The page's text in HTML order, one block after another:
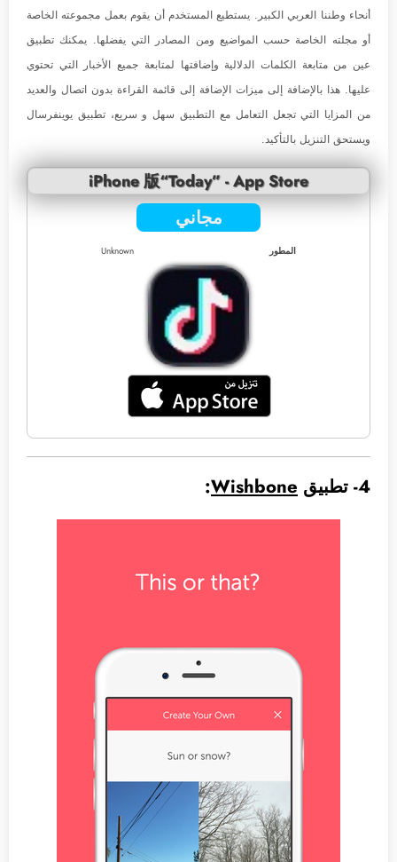
أنحاء وطننا العربي الكبير. يستطيع المستخدم أن يقوم بعمل مجموعته الخاصة
أو مجلته الخاصة حسب المواضيع ومن المصادر التي يفضلها. يمكنك تطبيق
عين من متابعة الكلمات الدلالية وإضافتها لمتابعة جميع الأخبار التي تحتوي
عليها. هذا بالإضافة إلى ميزات الإضافة إلى قائمة القراءة بدون اتصال والعديد
من المزايا التي تجعل التعامل مع التطبيق سهل و سريع، تطبيق يوينفرسال
ويستحق التنزيل بالتأكيد.
iPhone 版“Today” - App Store
مجاني
المطور Unknown
4- تطبيق Wishbone
: